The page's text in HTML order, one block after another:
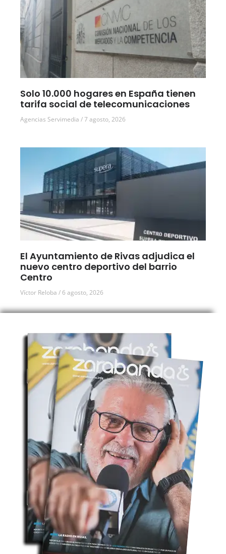
Solo 10.000 hogares en España tienen
tarifa social de telecomunicaciones
Agencias Servimedia 7 agosto, 2026
El Ayuntamiento de Rivas adjudica el
nuevo centro deportivo del barrio
Centro
Víctor Reloba 6 agosto, 2026